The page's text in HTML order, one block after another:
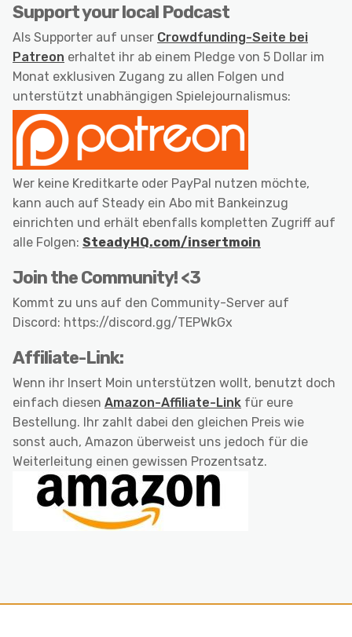
Support your local Podcast
Als Supporter auf unser Crowdfunding-Seite bei
Patreon erhaltet ihr ab einem Pledge von 5 Dollar im
Monat exklusiven Zugang zu allen Folgen und
unterstützt unabhängigen Spielejournalismus:
Wer keine Kreditkarte oder PayPal nutzen möchte,
kann auch auf Steady ein Abo mit Bankeinzug
einrichten und erhält ebenfalls kompletten Zugriff auf
alle Folgen: SteadyHQ.com/insertmoin
Join the Community! <3
Kommt zu uns auf den Community-Server auf
Discord: https://discord.gg/TEPWkGx
Affiliate-Link:
Wenn ihr Insert Moin unterstützen wollt, benutzt doch
einfach diesen Amazon-Affiliate-Link für eure
Bestellung. Ihr zahlt dabei den gleichen Preis wie
sonst auch, Amazon überweist uns jedoch für die
Weiterleitung einen gewissen Prozentsatz.